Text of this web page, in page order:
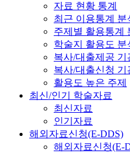
자료 현황 통계
최근 이용통계 분
주제별 활용통계
학술지 활용도 분
복사/대출제공 기
복사/대출신청 기
활용도 높은 주제
최신/인기 학술자료
최신자료
인기자료
해외자료신청(E-DDS)
해외자료신청(E-